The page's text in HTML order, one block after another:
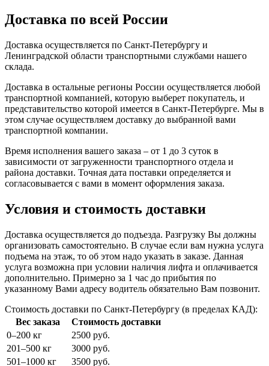
Доставка по всей России
Доставка осуществляется по Санкт-Петербургу и
Ленинградской области транспортными службами нашего
склада.
Доставка в остальные регионы России осуществляется любой
транспортной компанией, которую выберет покупатель, и
представительство которой имеется в Санкт-Петербурге. Мы в
этом случае осуществляем доставку до выбранной вами
транспортной компании.
Время исполнения вашего заказа – от 1 до 3 суток в
зависимости от загруженности транспортного отдела и
района доставки. Точная дата поставки определяется и
согласовывается с вами в момент оформления заказа.
Условия и стоимость доставки
Доставка осуществляется до подъезда. Разгрузку Вы должны
организовать самостоятельно. В случае если вам нужна услуга
подъема на этаж, то об этом надо указать в заказе. Данная
услуга возможна при условии наличия лифта и оплачивается
дополнительно. Примерно за 1 час до прибытия по
указанному Вами адресу водитель обязательно Вам позвонит.
Стоимость доставки по Санкт-Петербургу (в пределах КАД):
Вес заказа
Стоимость доставки
0–200 кг
2500 руб.
201–500 кг
3000 руб.
501–1000 кг
3500 руб.